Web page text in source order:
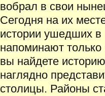
вобрал в свои
Сегодня на их
истории ушедших в
напоминают только
вы найдете
наглядно
столицы. Районы